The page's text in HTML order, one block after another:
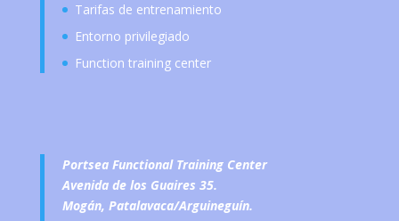
Tarifas de entrenamiento
Entorno privilegiado
Function training center
Portsea Functional Training Center
Avenida de los Guaires 35.
Mogán, Patalavaca/Arguineguín.